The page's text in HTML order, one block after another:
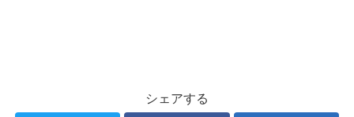
シェアする